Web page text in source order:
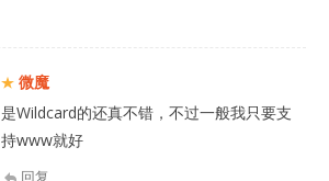
微魔
是Wildcard的还真不错，不过一般我只要支
持www就好
回复